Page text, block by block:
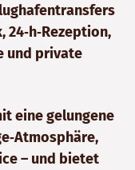
24‑h‑Rezeption,
und private
eine gelungene
– und bietet